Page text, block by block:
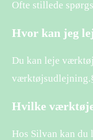
Ofte stillede
Hvor kan jeg
Du kan leje
Hvilke
Hos Silvan kan du